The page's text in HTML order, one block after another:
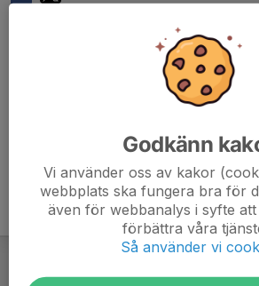
Godkänn
Vi använder oss av kakor
webbplats ska fungera bra för
även för webbanalys i syfte
förbättra våra
Så använder vi